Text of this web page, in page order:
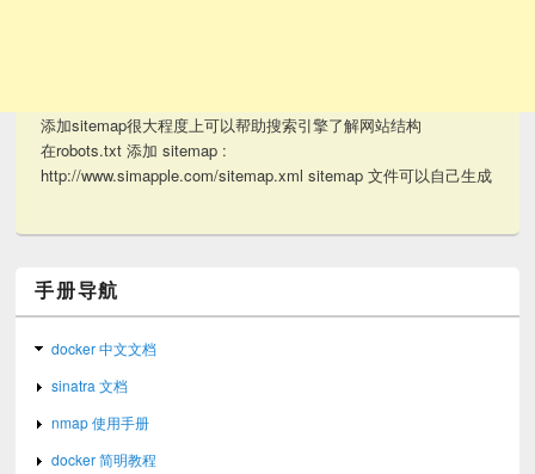
添加sitemap很大程度上可以帮助搜索引擎了解网站结构
在robots.txt 添加 sitemap :
http://www.simapple.com/sitemap.xml sitemap 文件可以自己生成
手册导航
docker 中文文档
sinatra 文档
nmap 使用手册
docker 简明教程